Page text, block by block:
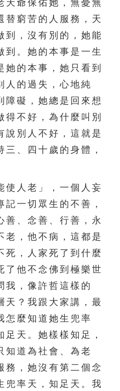
天爺保佑她，無憂無
替窮苦的人服務，天
到，沒有別的，她能
到。她的本事是一生
她的本事，她只看到
人的過失，心地純
障礙，她總是回來想
得不好，為什麼叫別
說別人不好，這就是
、四十歲的身體，
人老」，一個人妄
一切眾生的不善，
善、念善、行善，永
老，他不病，這都是
死，人家死了到什麼
了他不念佛到極樂世
我，像許哲這樣的
天？我跟大家講，最
怎麼知道她生兜率
天。她樣樣知足，
知道為社會、為老
務，她沒有第二個念
兜率天，知足天。我